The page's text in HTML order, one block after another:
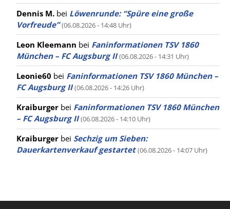
Dennis M. bei Löwenrunde: “Spüre eine große
Vorfreude” (06.08.2026 - 14:48 Uhr)
Leon Kleemann bei Faninformationen TSV 1860
München – FC Augsburg II (06.08.2026 - 14:31 Uhr)
Leonie60 bei Faninformationen TSV 1860 München –
FC Augsburg II (06.08.2026 - 14:26 Uhr)
Kraiburger bei Faninformationen TSV 1860 München
– FC Augsburg II (06.08.2026 - 14:10 Uhr)
Kraiburger bei Sechzig um Sieben:
Dauerkartenverkauf gestartet (06.08.2026 - 14:07 Uhr)